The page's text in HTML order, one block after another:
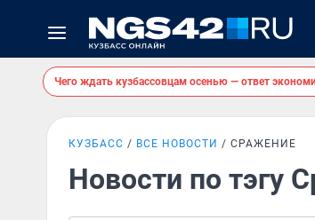
Чего ждать кузбассовцам осенью — ответ
КУЗБАСС ВСЕ НОВОСТИ СРАЖЕНИЕ
Новости по тэгу